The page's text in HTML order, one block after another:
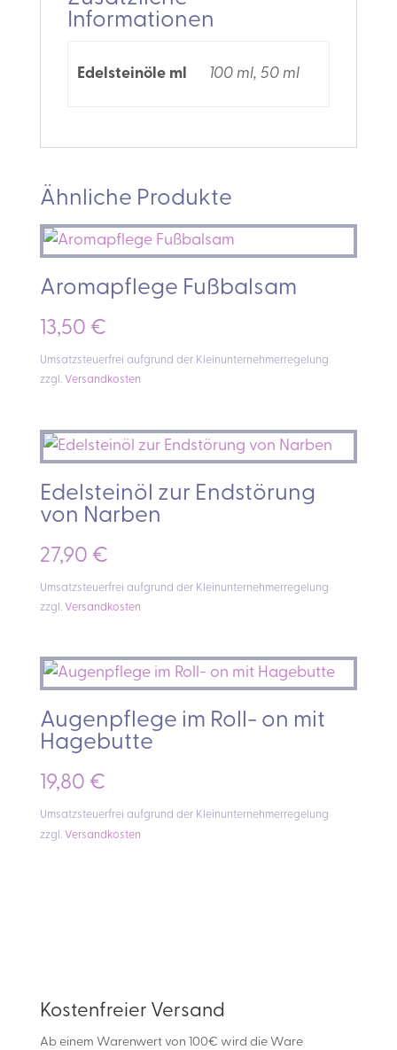
Informationen
Edelsteinöle ml 100 ml, 50 ml
Ähnliche Produkte
Aromapflege Fußbalsam
13,50 €
Umsatzsteuerfrei aufgrund der Kleinunternehmerregelung
zzgl. Versandkosten
Edelsteinöl zur Endstörung
von Narben
27,90 €
Umsatzsteuerfrei aufgrund der Kleinunternehmerregelung
zzgl. Versandkosten
Augenpflege im Roll- on mit
Hagebutte
19,80 €
Umsatzsteuerfrei aufgrund der Kleinunternehmerregelung
zzgl. Versandkosten
Kostenfreier Versand
Ab einem Warenwert von 100€ wird die Ware